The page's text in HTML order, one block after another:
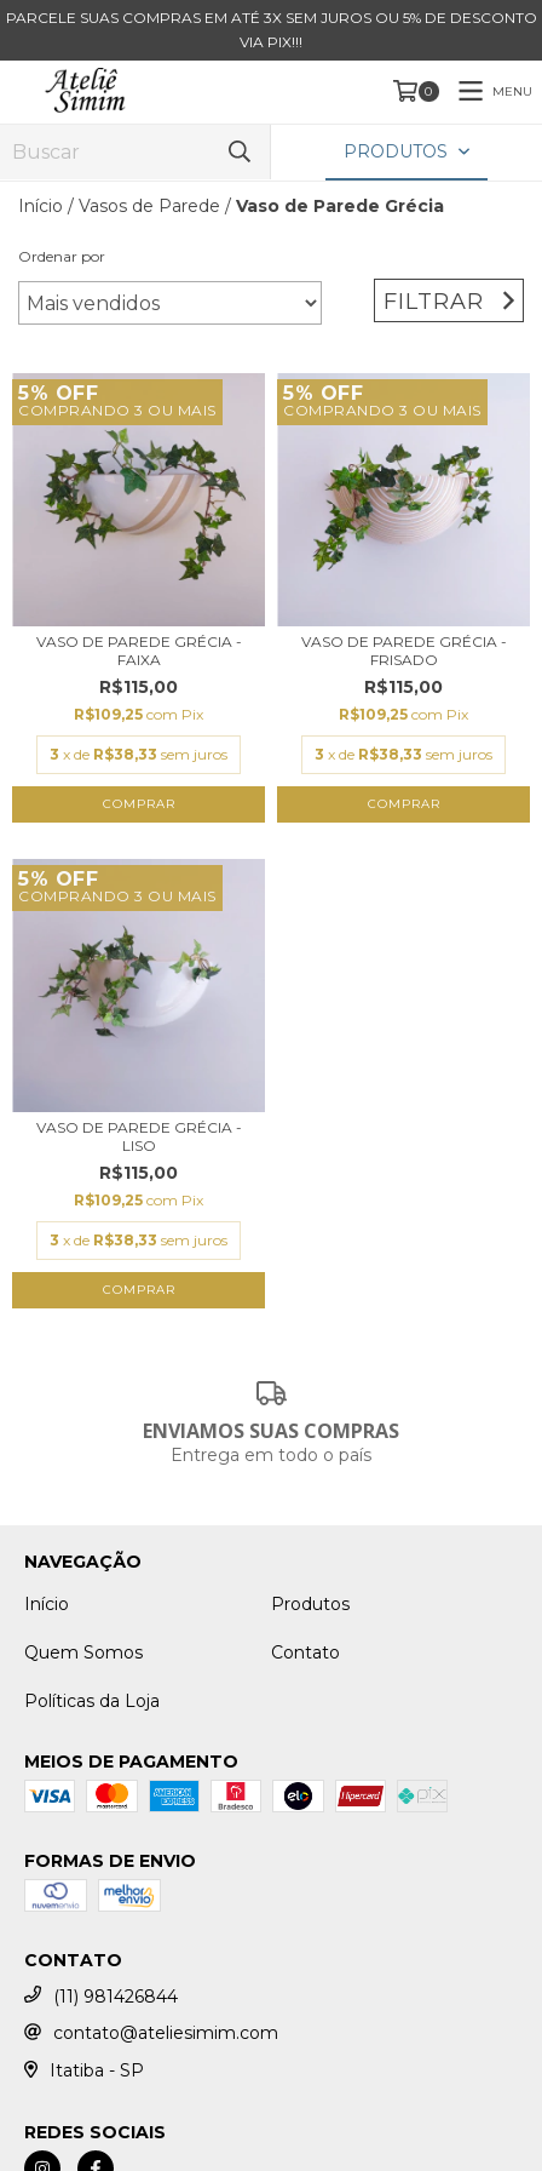
PARCELE SUAS COMPRAS EM ATÉ 3X SEM JUROS OU 5% DE DESCONTO
VIA PIX!!!
0 MENU
PRODUTOS
Início / Vasos de Parede / Vaso de Parede Grécia
Ordenar por
FILTRAR
5% OFF
COMPRANDO 3 OU MAIS
VASO DE PAREDE GRÉCIA -
FAIXA
R$115,00
R$109,25 com Pix
3 x de R$38,33 sem juros
COMPRAR
5% OFF
COMPRANDO 3 OU MAIS
VASO DE PAREDE GRÉCIA -
FRISADO
R$115,00
R$109,25 com Pix
3 x de R$38,33 sem juros
COMPRAR
5% OFF
COMPRANDO 3 OU MAIS
VASO DE PAREDE GRÉCIA -
LISO
R$115,00
R$109,25 com Pix
3 x de R$38,33 sem juros
COMPRAR
ENVIAMOS SUAS COMPRAS
Entrega em todo o país
NAVEGAÇÃO
Início
Produtos
Quem Somos Contato
Políticas da Loja
MEIOS DE PAGAMENTO
FORMAS DE ENVIO
CONTATO
(11) 981426844
contato@ateliesimim.com
Itatiba - SP
REDES SOCIAIS